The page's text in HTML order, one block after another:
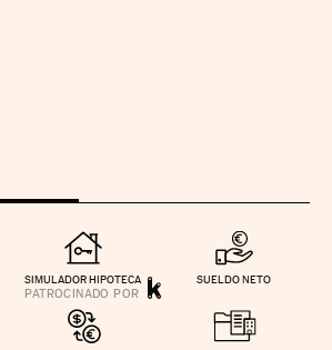
SIMULADOR HIPOTECA SUELDO NETO